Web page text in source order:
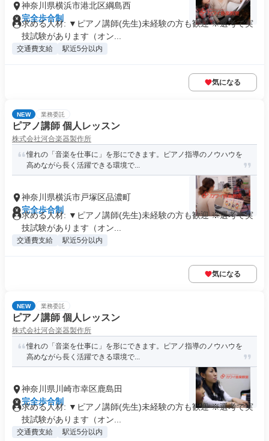
神奈川県横浜市港北区綱島西
完全歩合制
求める人材: ▼ピアノ講師(先生)未経験の方も歓迎 ※選考で実
技試験があります（オン...
交通費支給 駅近5分以内
気になる
NEW 業務委託
ピアノ講師 個人レッスン
株式会社河合楽器製作所
憧れの「音楽を仕事に」を形にできます。ピアノ指導のノウハウを
高めながら長く活躍できる環境で...
神奈川県横浜市戸塚区品濃町
完全歩合制
求める人材: ▼ピアノ講師(先生)未経験の方も歓迎 ※選考で実
技試験があります（オン...
交通費支給 駅近5分以内
気になる
NEW 業務委託
ピアノ講師 個人レッスン
株式会社河合楽器製作所
憧れの「音楽を仕事に」を形にできます。ピアノ指導のノウハウを
高めながら長く活躍できる環境で...
神奈川県川崎市幸区鹿島田
完全歩合制
求める人材: ▼ピアノ講師(先生)未経験の方も歓迎 ※選考で実
技試験があります（オン...
交通費支給 駅近5分以内